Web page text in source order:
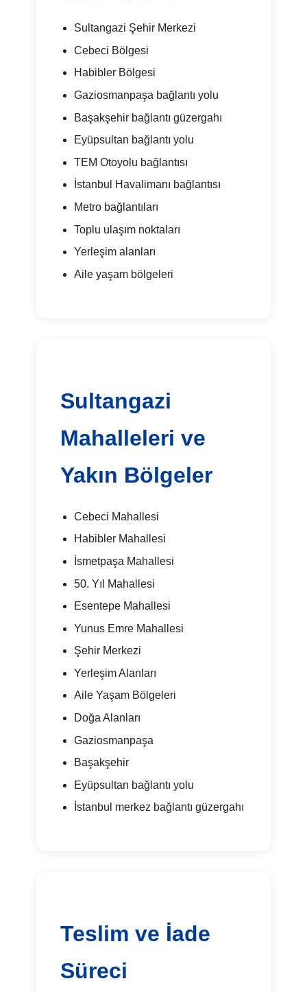
Sultangazi Şehir Merkezi
Cebeci Bölgesi
Habibler Bölgesi
Gaziosmanpaşa bağlantı yolu
Başakşehir bağlantı güzergahı
Eyüpsultan bağlantı yolu
TEM Otoyolu bağlantısı
İstanbul Havalimanı bağlantısı
Metro bağlantıları
Toplu ulaşım noktaları
Yerleşim alanları
Aile yaşam bölgeleri
Sultangazi
Mahalleleri ve
Yakın Bölgeler
Cebeci Mahallesi
Habibler Mahallesi
İsmetpaşa Mahallesi
50. Yıl Mahallesi
Esentepe Mahallesi
Yunus Emre Mahallesi
Şehir Merkezi
Yerleşim Alanları
Aile Yaşam Bölgeleri
Doğa Alanları
Gaziosmanpaşa
Başakşehir
Eyüpsultan bağlantı yolu
İstanbul merkez bağlantı güzergahı
Teslim ve İade
Süreci